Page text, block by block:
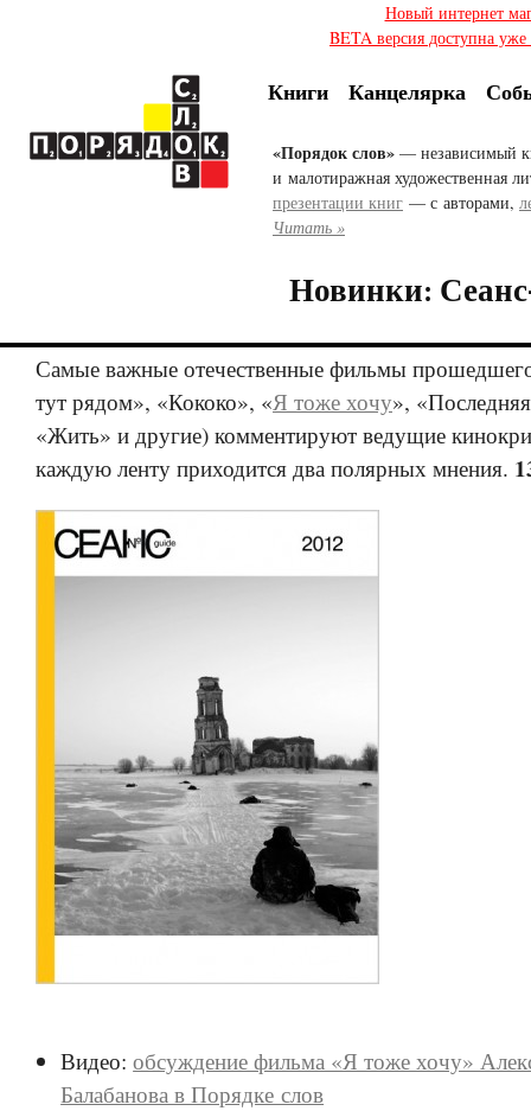
Новый интернет
BETA версия доступна
Книги Канцелярка
«Порядок слов» — независимый
и малотиражная художественная
презентации книг — с авторами,
Читать »
Новинки:
Самые важные отечественные фильмы
тут рядом», «Кококо», «Я тоже хочу»,
«Жить» и другие) комментируют ведущие
каждую ленту приходится два полярных мнения.
Видео:обсуждение фильма «Я тоже хочу»
Балабанова в Порядке слов